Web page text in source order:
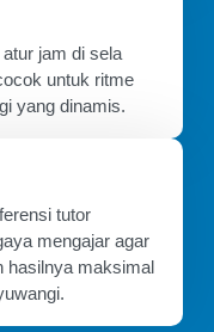
jam di sela
untuk ritme
yang dinamis.
tutor
mengajar agar
hasilnya maksimal